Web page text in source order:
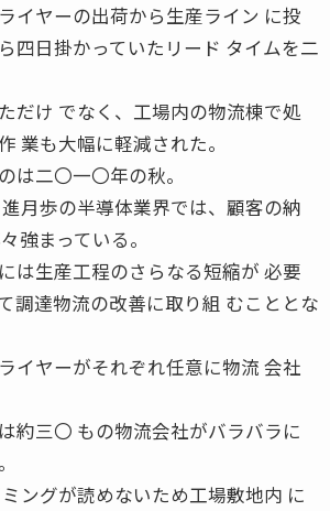
イヤーの出荷から生産ライン に投
四日掛かっていたリード タイムを二
だけ でなく、工場内の物流棟で処
業も大幅に軽減された。
は二〇一〇年の秋。
月歩の半導体業界では、顧客の納
強まっている。
は生産工程のさらなる短縮が 必要
調達物流の改善に取り組 むこととな
イヤーがそれぞれ任意に物流 会社
約三〇 もの物流会社がバラバラに
ングが読めないため工場敷地内 に